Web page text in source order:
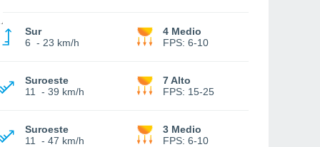
Sur
6 - 23 km/h
4 Medio
FPS: 6-10
Suroeste
11
- 39 km/h
7 Alto
FPS: 15-25
Suroeste
11
- 47 km/h
3 Medio
FPS: 6-10